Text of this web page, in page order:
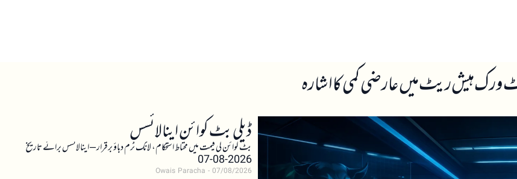
ڈیلی بٹ کوائن اینالائسس
بٹ کوائن کی قیمت میں محتاط استحکام، لانگ ٹرم دباؤ برقرار – اینالائسس برائے تاریخ
2026-08-07
Owais Paracha 07/08/2026